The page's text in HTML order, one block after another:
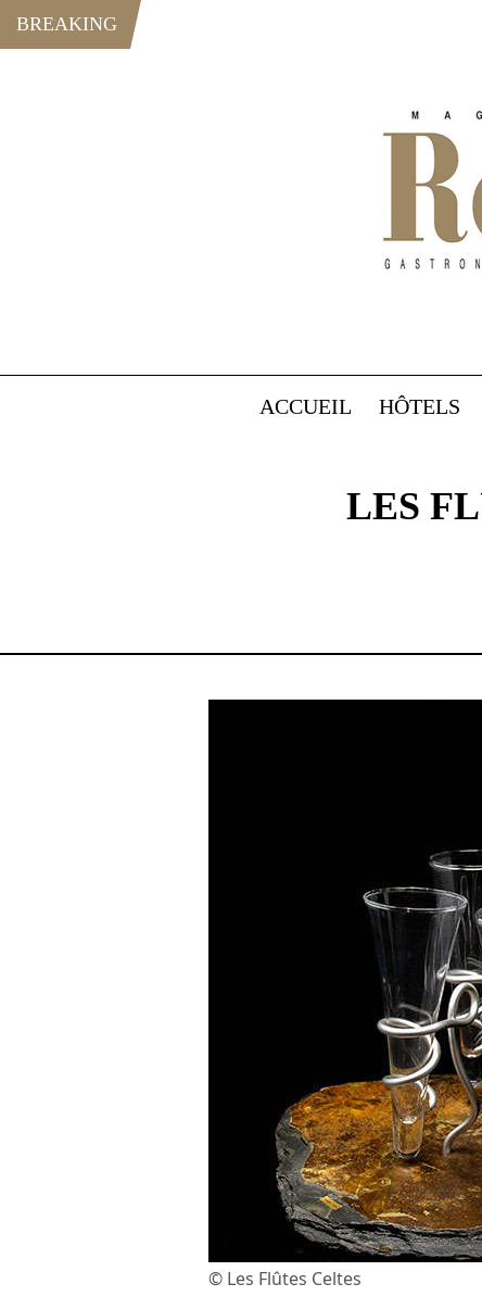
BREAKING
ACCUEIL HÔTELS
LES
© Les Flûtes Celtes